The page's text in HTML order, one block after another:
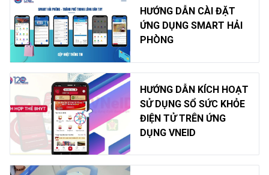
HƯỚNG DẪN CÀI ĐẶT
ỨNG DỤNG SMART HẢI
PHÒNG
HƯỚNG DẪN KÍCH HOẠT
SỬ DỤNG SỔ SỨC KHỎE
ĐIỆN TỬ TRÊN ỨNG
DỤNG VNEID